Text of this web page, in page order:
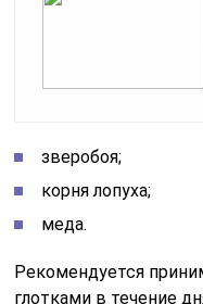
зверобоя;
корня лопуха;
меда.
Рекомендуется
глотками в течение